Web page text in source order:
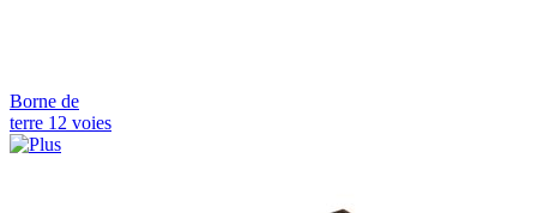
Borne de
terre 12 voies